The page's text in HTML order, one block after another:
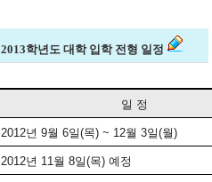
2013학년도 대학 입학 전형 일정
일 정
2012년 9월 6일(목) ~ 12월 3일(월)
2012년 11월 8일(목) 예정